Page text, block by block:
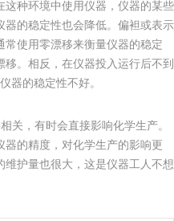
种环境中使用仪器，仪器的某些
的稳定性也会降低。偏袒或表示
使用零漂移来衡量仪器的稳定
。相反，在仪器投入运行后不到
器的稳定性不好。
关，有时会直接影响化学生产。
的精度，对化学生产的影响更
护量也很大，这是仪器工人不想